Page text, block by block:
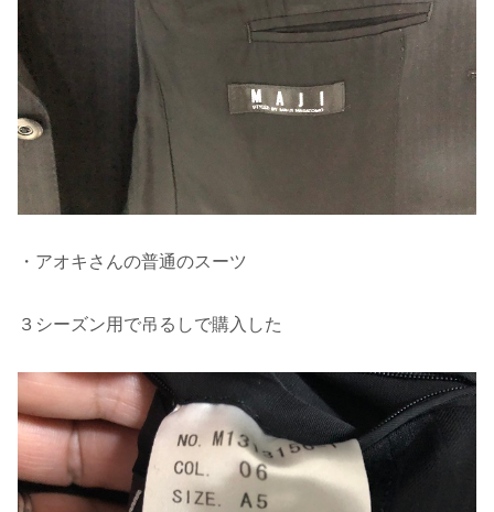
・アオキさんの普通のスーツ
３シーズン用で吊るしで購入した